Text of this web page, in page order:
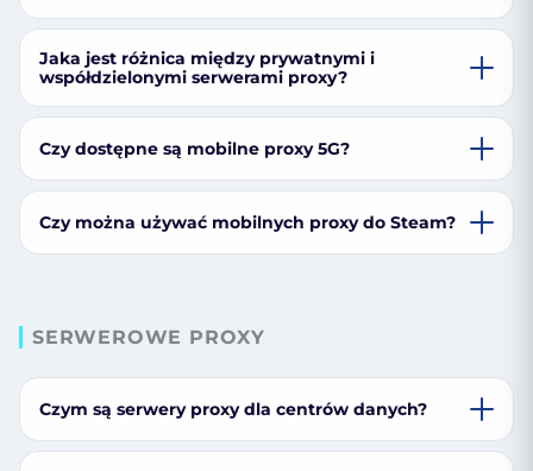
Jaka jest różnica między prywatnymi i
współdzielonymi serwerami proxy?
Czy dostępne są mobilne proxy 5G?
Czy można używać mobilnych proxy do Steam?
SERWEROWE PROXY
Czym są serwery proxy dla centrów danych?